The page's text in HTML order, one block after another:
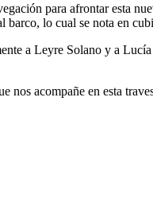
de la Armada
mes del Muelle de
para afrontar esta
barco, lo cual se nota en
a Leyre Solano y a
acompañe en esta